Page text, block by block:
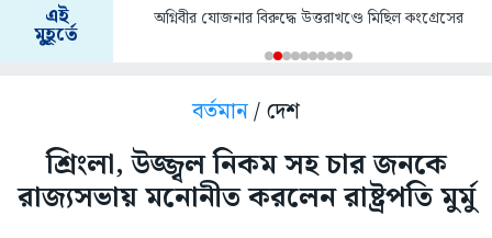
এই
মুহূর্তে
অগ্নিবীর যোজনার বিরুদ্ধে উত্তরাখণ্ডে মিছিল কংগ্রেসের
বর্তমান/ দেশ
শ্রিংলা, উজ্জ্বল নিকম সহ চার জনকে
রাজ্যসভায় মনোনীত করলেন রাষ্ট্রপতি মুর্মু